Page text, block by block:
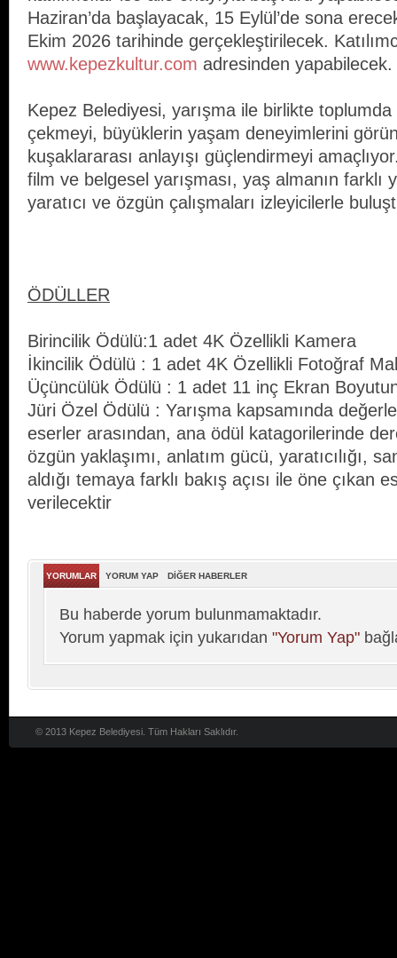
Haziran’da başlayacak, 15 Eylül’de sona
Ekim 2026 tarihinde gerçekleştirilecek.
www.kepezkultur.com adresinden yapabilecek.
Kepez Belediyesi, yarışma ile birlikte toplumda
çekmeyi, büyüklerin yaşam deneyimlerini
kuşaklararası anlayışı güçlendirmeyi amaçlıyor.
film ve belgesel yarışması, yaş almanın farklı
yaratıcı ve özgün çalışmaları izleyicilerle
ÖDÜLLER
Birincilik Ödülü:1 adet 4K Özellikli Kamera
İkincilik Ödülü : 1 adet 4K Özellikli Fotoğraf
Üçüncülük Ödülü : 1 adet 11 inç Ekran
Jüri Özel Ödülü : Yarışma kapsamında
eserler arasından, ana ödül katagorilerinde
özgün yaklaşımı, anlatım gücü, yaratıcılığı,
aldığı temaya farklı bakış açısı ile öne çıkan
verilecektir
YORUMLAR YORUM YAP DİĞER HABERLER
Bu haberde yorum bulunmamaktadır.
Yorum yapmak için yukarıdan "Yorum Yap"
© 2013 Kepez Belediyesi. Tüm Hakları Saklıdır.